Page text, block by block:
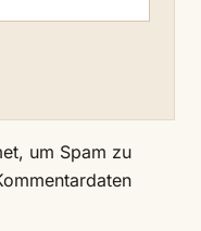
um Spam zu